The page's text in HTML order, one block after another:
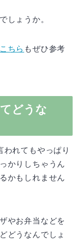
しょうか。
ちら もぜひ参考
どうな
れてもやっぱり
かりしちゃうん
かもしれません
やお弁当などを
どうなんでしょ